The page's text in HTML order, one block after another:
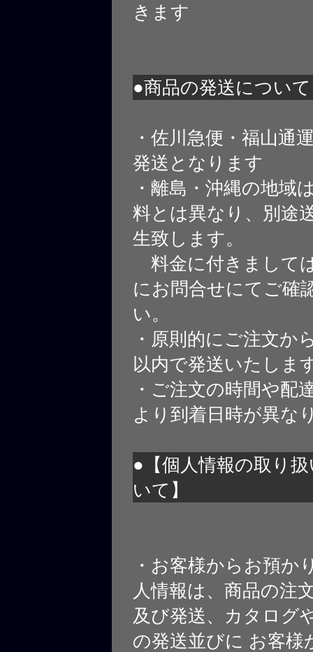
きます
●商品の発送について
・佐川急便・福山通
発送となります
・離島・沖縄の地域
料とは異なり、別途
生致します。
料金に付きまして
にお問合せにてご確
い。
・原則的にご注文か
以内で発送いたしま
・ご注文の時間や配
より到着日時が異な
●【個人情報の取り
いて】
・お客様からお預か
人情報は、商品の注
及び発送、カタログ
の発送並びに お客様